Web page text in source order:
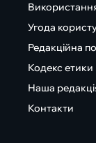
Угода
Редакційна
Кодекс етики
Наша
Контакти